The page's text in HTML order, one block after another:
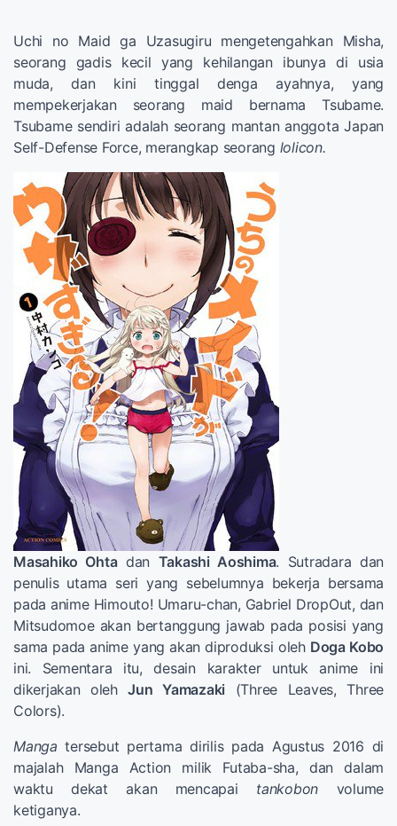
Uchi no Maid ga Uzasugiru mengetengahkan Misha,
seorang gadis kecil yang kehilangan ibunya di usia
muda, dan kini tinggal denga ayahnya, yang
mempekerjakan seorang maid bernama Tsubame.
Tsubame sendiri adalah seorang mantan anggota Japan
Self-Defense Force, merangkap seorang lolicon.
Masahiko Ohtadan Takashi Aoshima. Sutradara dan
penulis utama seri yang sebelumnya bekerja bersama
pada anime Himouto! Umaru-chan, Gabriel DropOut, dan
Mitsudomoe akan bertanggung jawab pada posisi yang
sama pada anime yang akan diproduksi oleh Doga Kobo
ini. Sementara itu, desain karakter untuk anime ini
dikerjakan olehJun Yamazaki (Three Leaves, Three
Colors).
Manga tersebut pertama dirilis pada Agustus 2016 di
majalah Manga Action milik Futaba-sha, dan dalam
waktu dekat akan mencapai tankobon volume
ketiganya.